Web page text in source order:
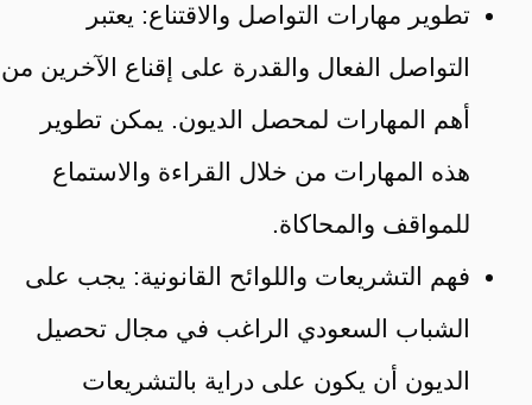
تطوير مهارات التواصل والاقتناع: يعتبر
التواصل الفعال والقدرة على إقناع الآخرين من
أهم المهارات لمحصل الديون. يمكن تطوير
هذه المهارات من خلال القراءة والاستماع
للمواقف والمحاكاة.
فهم التشريعات واللوائح القانونية: يجب على
الشباب السعودي الراغب في مجال تحصيل
الديون أن يكون على دراية بالتشريعات